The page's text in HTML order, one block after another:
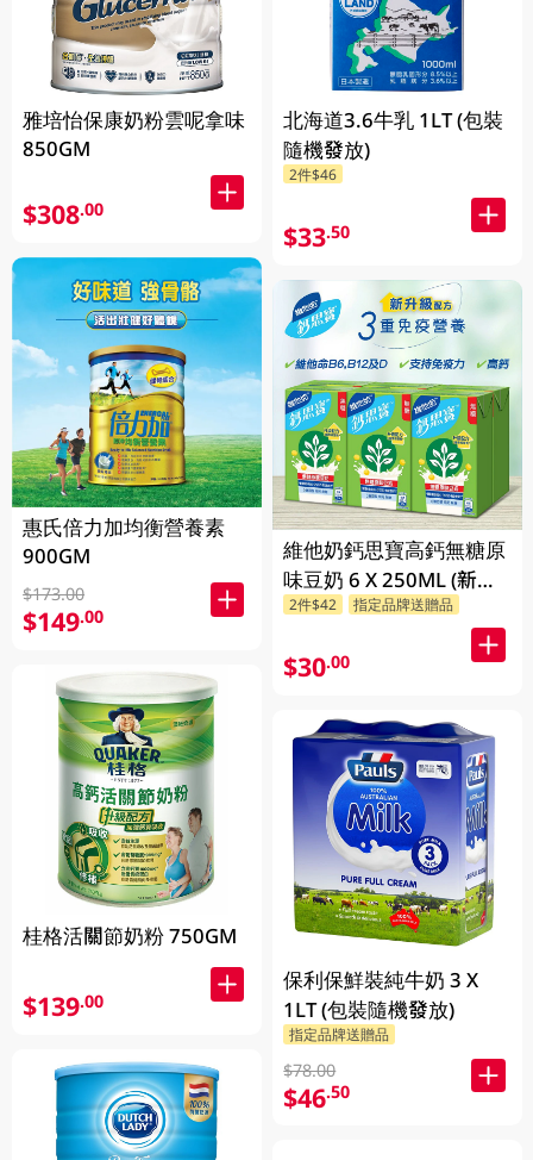
雅培怡保康奶粉雲呢拿味
850GM
$308.00
惠氏倍力加均衡營養素
900GM
$173.00
$149.00
桂格活關節奶粉 750GM
$139.00
北海道3.6牛乳 1LT (包裝
隨機發放)
2件$46
$33.50
維他奶鈣思寶高鈣無糖原
味豆奶 6 X 250ML (新舊
包裝隨機發貨)
2件$42 指定品牌送贈品
$30.00
保利保鮮裝純牛奶 3 X
1LT (包裝隨機發放)
指定品牌送贈品
$78.00
$46.50